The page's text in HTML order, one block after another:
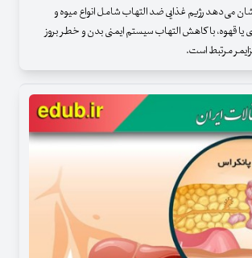
می‌دهد رژیم غذایی ضد التهاب شامل انواع میوه و
یا قهوه، با کاهش التهاب سیستم ایمنی بدن و خطر بروز
مرتبط است.